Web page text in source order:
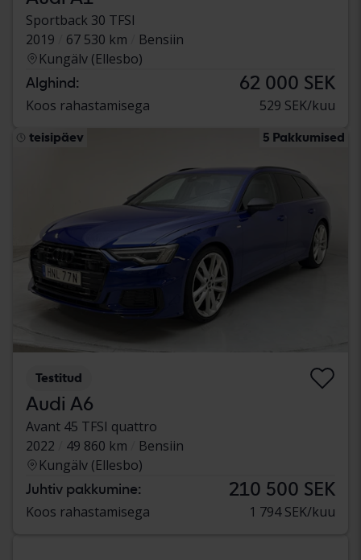
Sportback 30 TFSI
2019
67 530 km
Bensiin
Kungälv (Ellesbo)
Alghind: 62 000 SEK
Koos rahastamisega 529 SEK/kuu
teisipäev 5 Pakkumised
Testitud
Audi A6
Avant 45 TFSI quattro
2022
49 860 km
Bensiin
Kungälv (Ellesbo)
Juhtiv pakkumine: 210 500 SEK
Koos rahastamisega 1 794 SEK/kuu